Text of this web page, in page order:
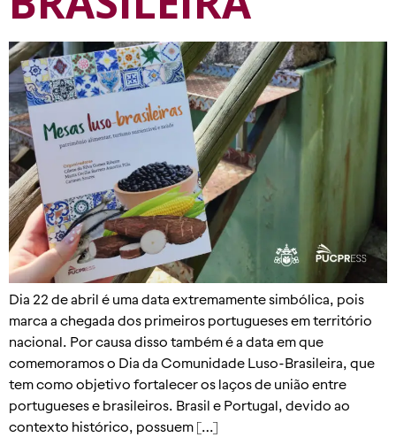
Dia 22 de abril é uma data extremamente simbólica, pois
marca a chegada dos primeiros portugueses em território
nacional. Por causa disso também é a data em que
comemoramos o Dia da Comunidade Luso-Brasileira, que
tem como objetivo fortalecer os laços de união entre
portugueses e brasileiros. Brasil e Portugal, devido ao
contexto histórico, possuem […]